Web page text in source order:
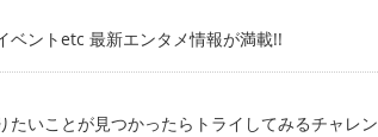
ベントetc 最新エンタメ情報が満載!!
いことが見つかったらトライしてみるチャレン